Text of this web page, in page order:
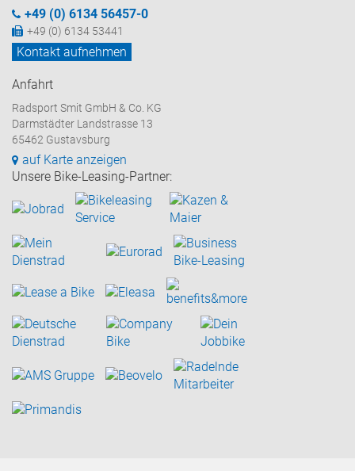
+49 (0) 6134 56457-0
+49 (0) 6134 53441
Kontakt aufnehmen
Anfahrt
Radsport Smit GmbH & Co. KG
Darmstädter Landstrasse 13
65462 Gustavsburg
auf Karte anzeigen
Unsere Bike-Leasing-Partner: